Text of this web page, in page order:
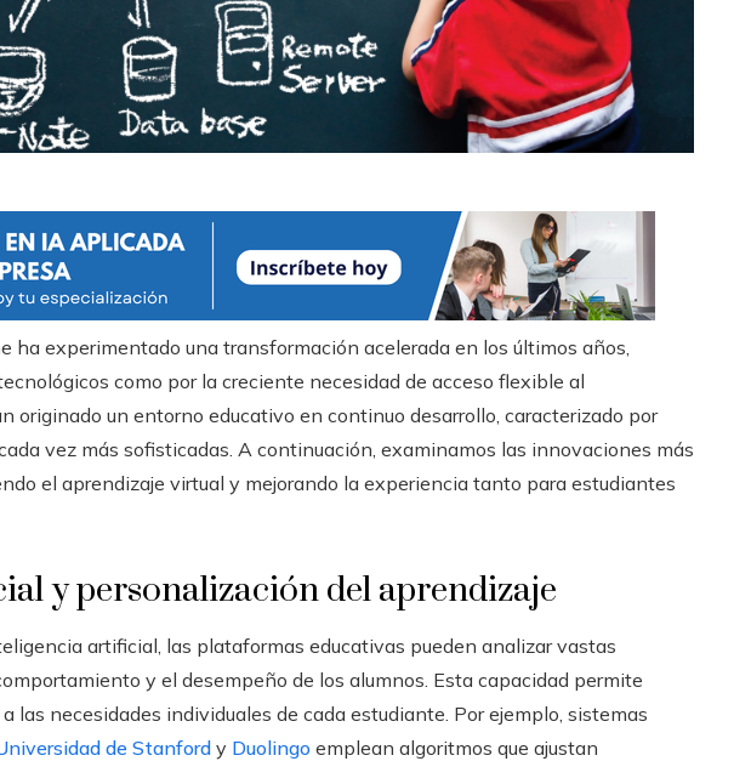
ha experimentado una transformación acelerada en los últimos años,
como por la creciente necesidad de acceso flexible al
originado un entorno educativo en continuo desarrollo, caracterizado por
vez más sofisticadas. A continuación, examinamos las innovaciones más
el aprendizaje virtual y mejorando la experiencia tanto para estudiantes
y personalización del aprendizaje
artificial, las plataformas educativas pueden analizar vastas
y el desempeño de los alumnos. Esta capacidad permite
las necesidades individuales de cada estudiante. Por ejemplo, sistemas
de Stanfordy Duolingo emplean algoritmos que ajustan